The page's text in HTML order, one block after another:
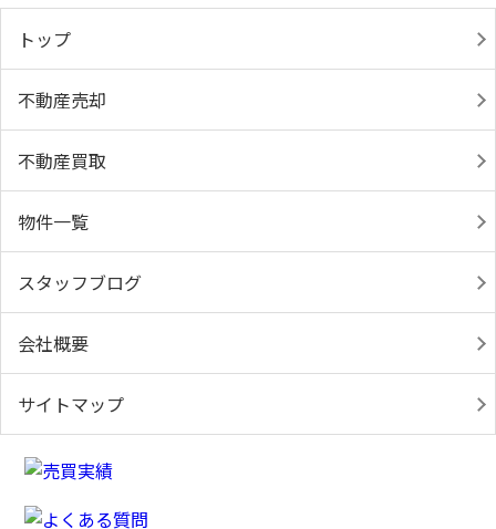
トップ
不動産売却
不動産買取
物件一覧
スタッフブログ
会社概要
サイトマップ